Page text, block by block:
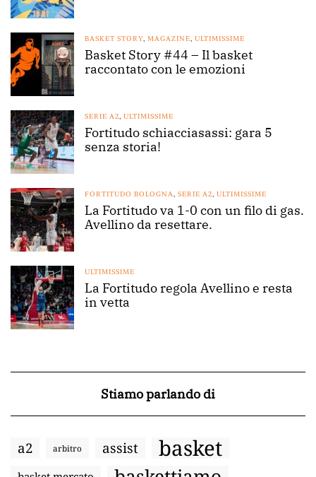
BASKET STORY, MAGAZINE, ULTIMISSIME
Basket Story #44 – Il basket
raccontato con le emozioni
SERIE A2, ULTIMISSIME
Fortitudo schiacciasassi: gara 5
senza storia!
FORTITUDO BOLOGNA, SERIE A2, ULTIMISSIME
La Fortitudo va 1-0 con un filo di gas.
Avellino da resettare.
ULTIMISSIME
La Fortitudo regola Avellino e resta
in vetta
Stiamo parlando di
a2 arbitro assist basket